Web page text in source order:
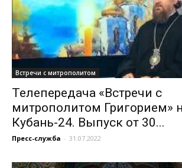
Встречи с митрополитом
Телепередача «Встречи с
митрополитом Григорием»
Кубань-24. Выпуск от 30...
Пресс-служба - 31.07.2022